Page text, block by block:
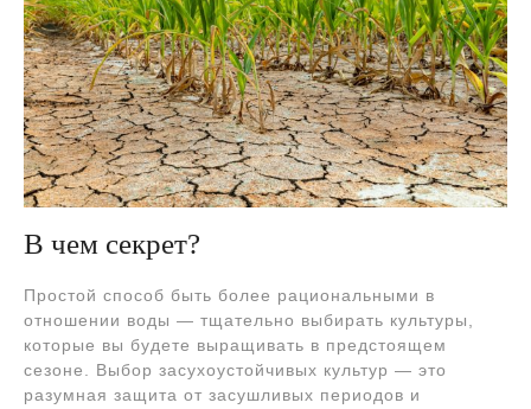
В чем секрет?
Простой способ быть более рациональными в
отношении воды — тщательно выбирать культуры,
которые вы будете выращивать в предстоящем
сезоне. Выбор засухоустойчивых культур — это
разумная защита от засушливых периодов и